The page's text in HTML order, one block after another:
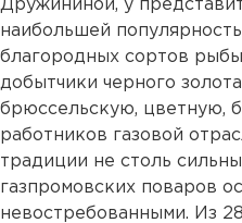
Дружининой, у
наибольшей
благородных сортов
добытчики черного
брюссельскую, цветную,
работников газовой
традиции не столь
газпромовских поваров
невостребованными. Из